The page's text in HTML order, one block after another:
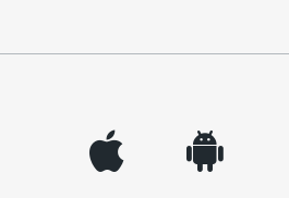
appleinc android